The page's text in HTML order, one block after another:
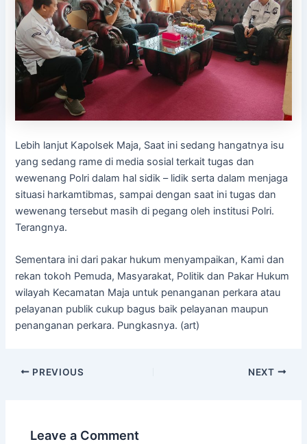
Lebih lanjut Kapolsek Maja, Saat ini sedang hangatnya isu
yang sedang rame di media sosial terkait tugas dan
wewenang Polri dalam hal sidik – lidik serta dalam menjaga
situasi harkamtibmas, sampai dengan saat ini tugas dan
wewenang tersebut masih di pegang oleh institusi Polri.
Terangnya.
Sementara ini dari pakar hukum menyampaikan, Kami dan
rekan tokoh Pemuda, Masyarakat, Politik dan Pakar Hukum
wilayah Kecamatan Maja untuk penanganan perkara atau
pelayanan publik cukup bagus baik pelayanan maupun
penanganan perkara. Pungkasnya. (art)
PREVIOUS NEXT
Leave a Comment